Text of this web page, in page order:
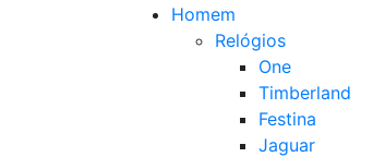
Homem
Relógios
One
Timberland
Festina
Jaguar